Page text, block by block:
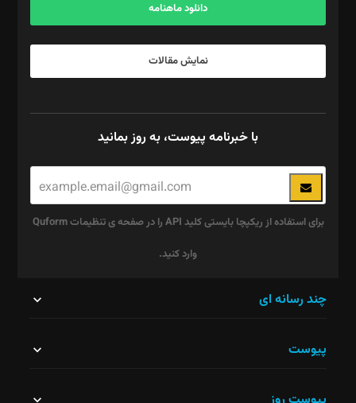
دانلود ماهنامه
نمایش مقالات
با خبرنامه پیوست، به روز بمانید
برای استفاده از ریکپچا بایستی کلید API را در صفحه ی تنظیمات Quform
وارد کنید.
نباید
چند رسانه ای
پیوست